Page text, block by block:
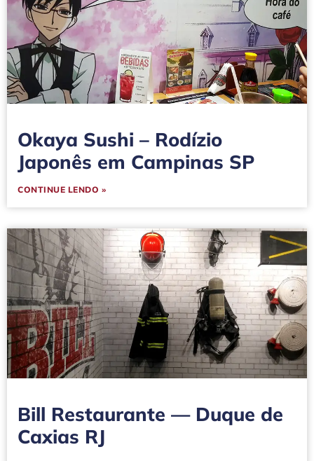
Okaya Sushi – Rodízio
Japonês em Campinas SP
CONTINUE LENDO »
Bill Restaurante — Duque de
Caxias RJ